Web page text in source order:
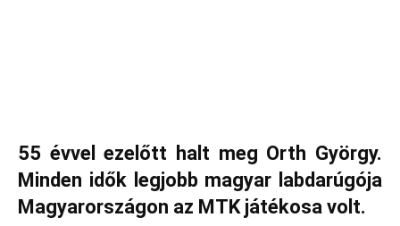
55 évvel ezelőtt halt meg Orth György.
Minden idők legjobb magyar labdarúgója
Magyarországon az MTK játékosa volt.